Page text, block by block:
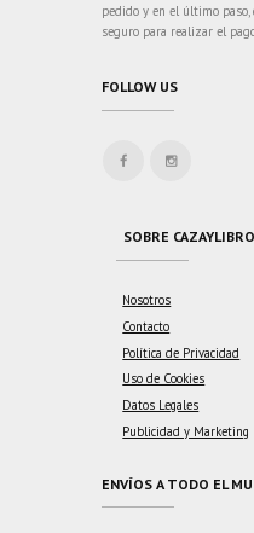
pedido y en el último paso,
seguro para realizar el
FOLLOW US
SOBRE
Nosotros
Contacto
Política de Privacidad
Uso de Cookies
Datos Legales
Publicidad y Marketing
ENVÍOS A TODO EL